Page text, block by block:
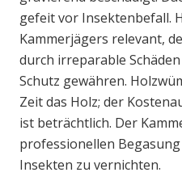
gefeit vor Insektenbefall.
Kammerjägers relevant,
durch irreparable
Schutz gewähren.
Zeit das Holz; der
ist beträchtlich. Der
professionellen
Insekten zu vernichten.